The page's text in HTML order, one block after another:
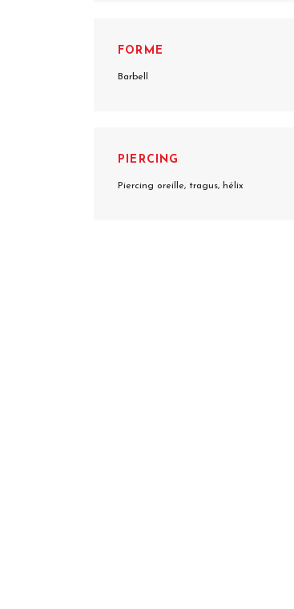
FORME
Barbell
PIERCING
Piercing oreille, tragus, hélix